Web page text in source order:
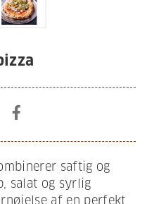
saftig og
salat og syrlig
af en perfekt